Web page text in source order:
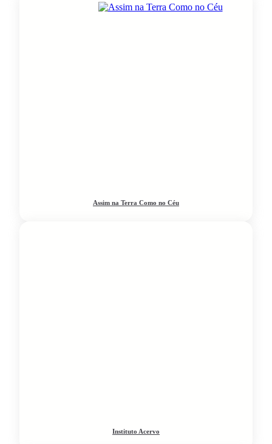
Assim na Terra Como no Céu
Instituto Acervo